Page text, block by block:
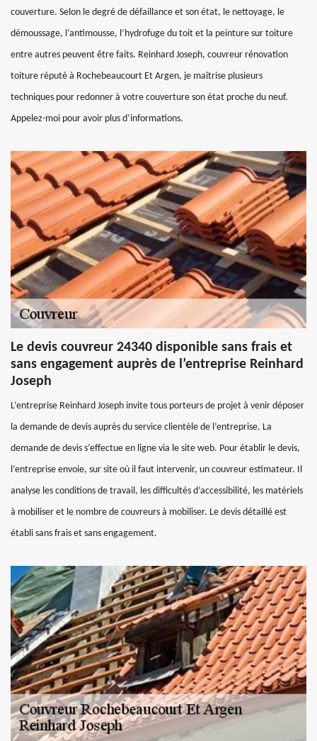
couverture. Selon le degré de défaillance et son état, le nettoyage, le
démoussage, l’antimousse, l’hydrofuge du toit et la peinture sur toiture
entre autres peuvent être faits. Reinhard Joseph, couvreur rénovation
toiture réputé à Rochebeaucourt Et Argen, je maîtrise plusieurs
techniques pour redonner à votre couverture son état proche du neuf.
Appelez-moi pour avoir plus d’informations.
Le devis couvreur 24340 disponible sans frais et
sans engagement auprès de l’entreprise Reinhard
Joseph
L’entreprise Reinhard Joseph invite tous porteurs de projet à venir déposer
la demande de devis auprès du service clientèle de l’entreprise. La
demande de devis s’effectue en ligne via le site web. Pour établir le devis,
l’entreprise envoie, sur site où il faut intervenir, un couvreur estimateur. Il
analyse les conditions de travail, les difficultés d’accessibilité, les matériels
à mobiliser et le nombre de couvreurs à mobiliser. Le devis détaillé est
établi sans frais et sans engagement.